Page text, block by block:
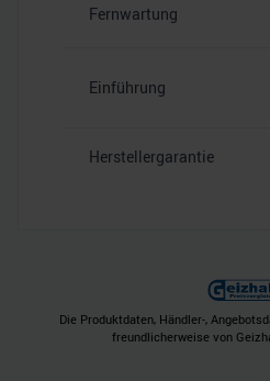
Fernwartung
Einführung
Herstellergarantie
Die Produktdaten, Händler-,
freundlicherweise von